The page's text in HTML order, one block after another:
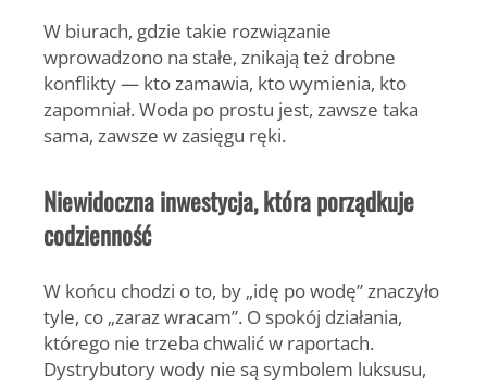
W biurach, gdzie takie rozwiązanie
wprowadzono na stałe, znikają też drobne
konflikty — kto zamawia, kto wymienia, kto
zapomniał. Woda po prostu jest, zawsze taka
sama, zawsze w zasięgu ręki.
Niewidoczna inwestycja, która porządkuje
codzienność
W końcu chodzi o to, by „idę po wodę” znaczyło
tyle, co „zaraz wracam”. O spokój działania,
którego nie trzeba chwalić w raportach.
Dystrybutory wody nie są symbolem luksusu,